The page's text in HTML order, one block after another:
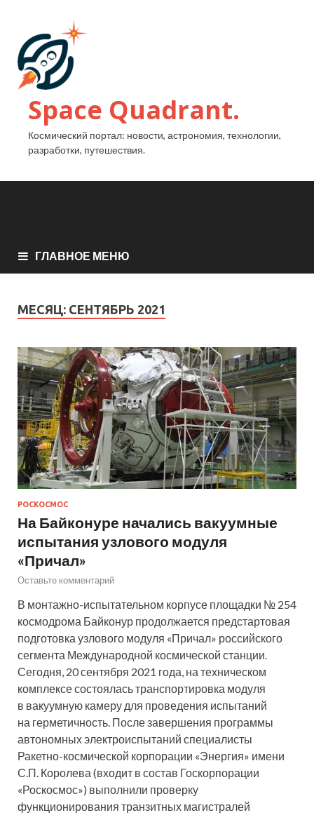
Space Quadrant.
Космический портал: новости, астрономия, технологии,
разработки, путешествия.
ГЛАВНОЕ МЕНЮ
МЕСЯЦ: СЕНТЯБРЬ 2021
РОСКОСМОС
На Байконуре начались вакуумные
испытания узлового модуля
«Причал»
Оставьте комментарий
В монтажно-испытательном корпусе площадки № 254
космодрома Байконур продолжается предстартовая
подготовка узлового модуля «Причал» российского
сегмента Международной космической станции.
Сегодня, 20 сентября 2021 года, на техническом
комплексе состоялась транспортировка модуля
в вакуумную камеру для проведения испытаний
на герметичность. После завершения программы
автономных электроиспытаний специалисты
Ракетно-космической корпорации «Энергия» имени
С.П. Королева (входит в состав Госкорпорации
«Роскосмос») выполнили проверку
функционирования транзитных магистралей